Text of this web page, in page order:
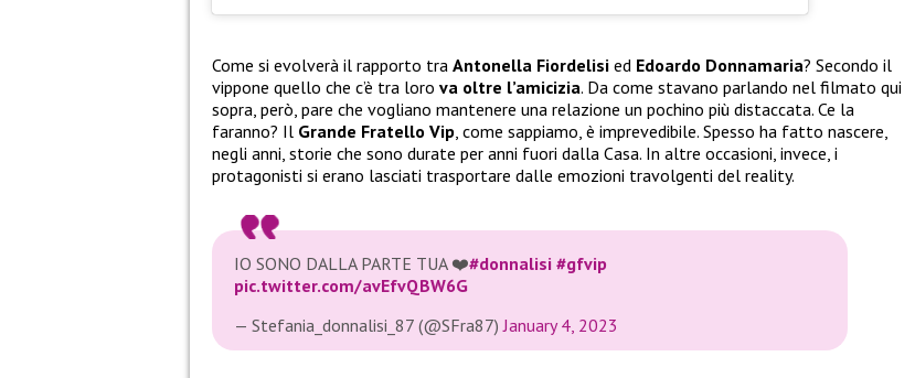
Come si evolverà il rapporto tra Antonella Fiordelisi ed Edoardo Donnamaria? Secondo il
vippone quello che c’è tra loro va oltre l’amicizia. Da come stavano parlando nel filmato qui
sopra, però, pare che vogliano mantenere una relazione un pochino più distaccata. Ce la
faranno? Il Grande Fratello Vip, come sappiamo, è imprevedibile. Spesso ha fatto nascere,
negli anni, storie che sono durate per anni fuori dalla Casa. In altre occasioni, invece, i
protagonisti si erano lasciati trasportare dalle emozioni travolgenti del reality.
IO SONO DALLA PARTE TUA ❤️#donnalisi #gfvip
pic.twitter.com/avEfvQBW6G
— Stefania_donnalisi_87 (@SFra87)January 4, 2023